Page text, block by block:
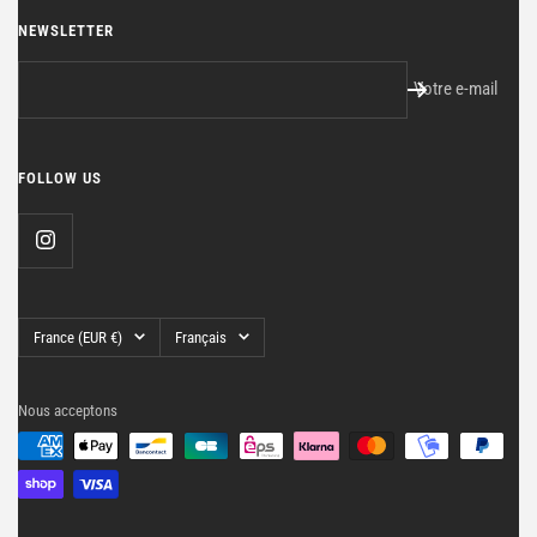
NEWSLETTER
Votre e-mail
FOLLOW US
Pays/région
France (EUR €) Langue
Français
Nous acceptons